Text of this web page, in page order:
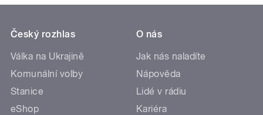
Český rozhlas
Válka na Ukrajině
Komunální volby
Stanice
eShop
O nás
Jak nás naladíte
Nápověda
Lidé v rádiu
Kariéra